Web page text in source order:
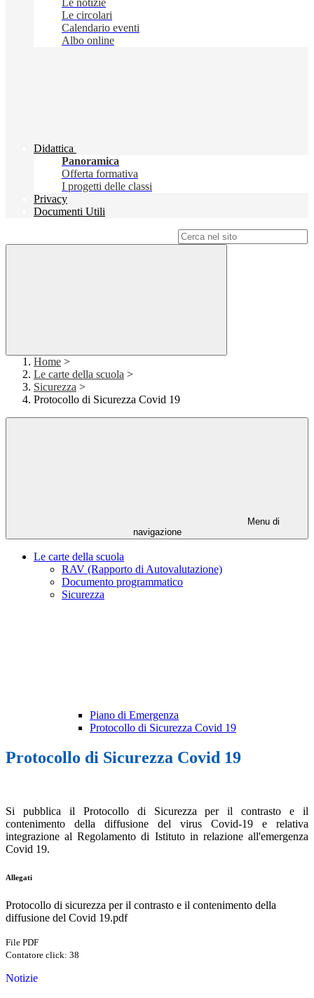
Le notizie
Le circolari
Calendario eventi
Albo online
Didattica
Panoramica
Offerta formativa
I progetti delle classi
Privacy
Documenti Utili
Home >
Le carte della scuola >
Sicurezza >
Protocollo di Sicurezza Covid 19
Menu di
navigazione
Le carte della scuola
RAV (Rapporto di Autovalutazione)
Documento programmatico
Sicurezza
Piano di Emergenza
Protocollo di Sicurezza Covid 19
Protocollo di Sicurezza Covid 19
Si pubblica il Protocollo di Sicurezza per il contrasto e il
contenimento della diffusione del virus Covid-19 e relativa
integrazione al Regolamento di Istituto in relazione all'emergenza
Covid 19.
Allegati
Protocollo di sicurezza per il contrasto e il contenimento della
diffusione del Covid 19.pdf
File PDF
Contatore click: 38
Notizie